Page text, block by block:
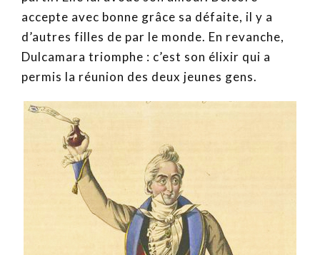
accepte avec bonne grâce sa défaite, il y a
d’autres filles de par le monde. En revanche,
Dulcamara triomphe : c’est son élixir qui a
permis la réunion des deux jeunes gens.